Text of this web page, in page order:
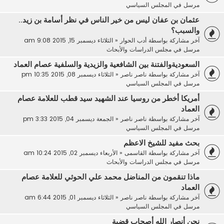
مرسل في المجلس السياسي
عثمان بن عفان ليس من خير الناس في نظر أسامة بن زيد..
والسبب؟
آخر مشاركة بواسطة أدب الحوار« الثلاثاء ديسمبر 15, 2015 9:08 am
مرسل في مجلس الدراسات والأبحاث
السعوديةوالفتنة بين الشافعية والزيدية والسلفية عصام العماد
آخر مشاركة بواسطة ناصر ناصر« الثلاثاء ديسمبر 08, 2015 10:35 pm
مرسل في المجلس السياسي
أمريكا أخطر من روسيا عند الشهيد سيد قطب للعلامة عصام
العماد
آخر مشاركة بواسطة ناصر ناصر« الجمعة ديسمبر 04, 2015 3:33 pm
مرسل في المجلس السياسي
بحث مفيد للشيخ الاعظم
آخر مشاركة بواسطة القاسمى« الأربعاء ديسمبر 02, 2015 10:24 am
مرسل في مجلس الدراسات والأبحاث
ماذا تنقمون من المناضل محمد علي الحوثي للعلامة عصام
العماد
آخر مشاركة بواسطة ناصر ناصر« الثلاثاء ديسمبر 01, 2015 6:44 am
مرسل في المجلس السياسي
نحن أنصار الله أصحاب قضية